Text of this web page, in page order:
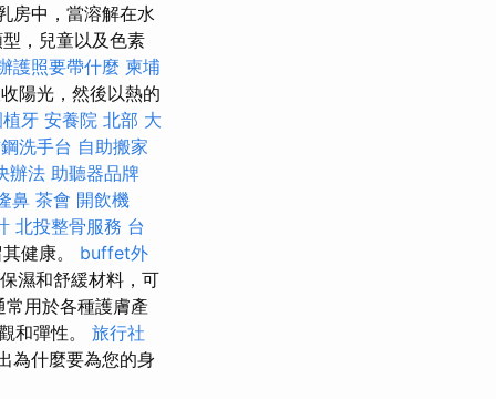
房中，當溶解在水
，兒童以及色素
護照要帶什麼 柬埔
陽光，然後以熱的
牙 安養院 北部 大
洗手台 自助搬家
辦法 助聽器品牌
鼻 茶會 開飲機
北投整骨服務 台
健康。 buffet外
濕和舒緩材料，可
常用於各種護膚產
和彈性。 旅行社
為什麼要為您的身